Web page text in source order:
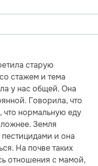
старую
стажем и тема
у нас общей. Она
Говорила, что
что нормальную еду
Земля
и она
На почве таких
отношения с мамой,